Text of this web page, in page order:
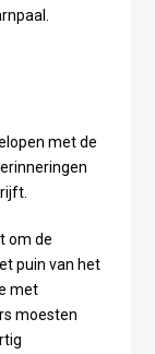
met de
om de
puin van het
met
moesten